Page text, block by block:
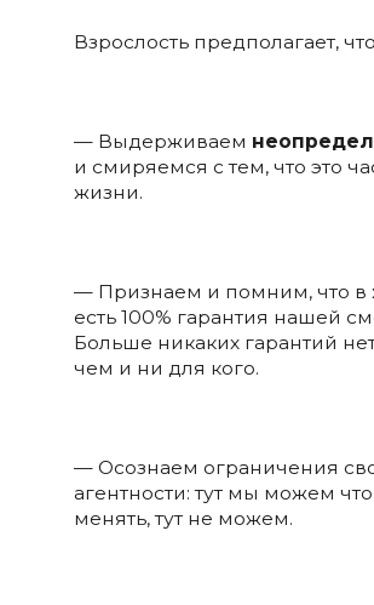
Взрослость предполагает,
— Выдерживаем
и смиряемся с тем, что это
жизни.
— Признаем и помним, что в
есть 100% гарантия нашей
Больше никаких гарантий
чем и ни для кого.
— Осознаем ограничения
агентности: тут мы можем
менять, тут не можем.